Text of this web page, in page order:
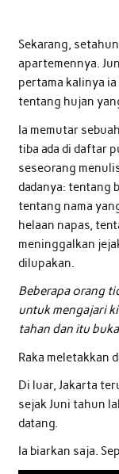
Sekarang,
apartemennya.
pertama kalinya
tentang hujan
Ia memutar
tiba ada di daftar
seseorang
dadanya: tentang
tentang nama
helaan napas,
meninggalkan
dilupakan.
Beberapa orang
untuk mengajari
tahan dan itu
Raka meletakkan
Di luar, Jakarta
sejak Juni tahun
datang.
Ia biarkan saja.